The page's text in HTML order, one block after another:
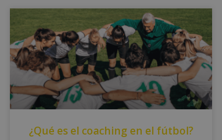
¿Qué es el coaching en el fútbol?